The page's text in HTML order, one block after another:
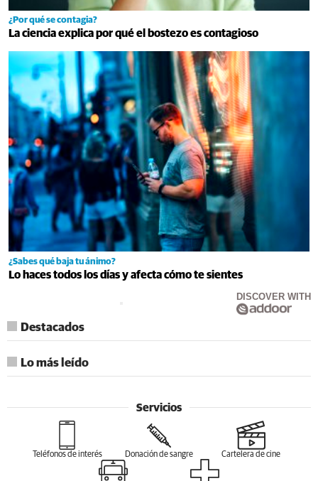
¿Por qué se contagia?
La ciencia explica por qué el bostezo es contagioso
¿Sabes qué baja tu ánimo?
Lo haces todos los días y afecta cómo te sientes
DISCOVER WITH
Destacados
Lo más leído
Servicios
Teléfonos de interés Donación de sangre Cartelera de cine